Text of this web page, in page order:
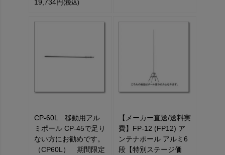
19,734円(税込)
CP-60L 移動用アル
ミポール CP-45で足り
ない方にお勧めです。
（CP60L） 期間限定
【メーカー直送/送料実
費】FP-12 (FP12) ア
ンテナポール アルミ6
段【特別ステージ価